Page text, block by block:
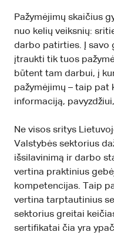
Pažymėjimų skaičius
nuo kelių veiksnių:
darbo patirties. Į savo
įtraukti tik tuos
būtent tam darbui, į
pažymėjimų – taip pat
informaciją,
Ne visos sritys
Valstybės sektorius
išsilavinimą ir darbo
vertina praktinius
kompetencijas. Taip
vertina tarptautinius
sektorius greitai
sertifikatai čia yra